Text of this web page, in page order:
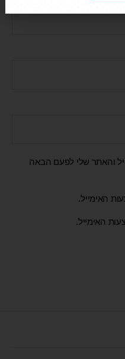
והאתר שלי לפעם הבאה
האימייל.
האימייל.